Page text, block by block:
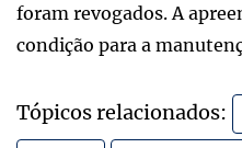
foram revogados. A
condição para a
Tópicos relacionados: